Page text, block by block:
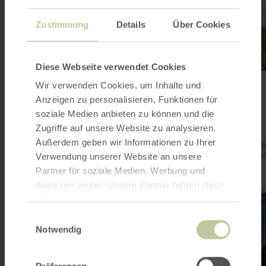
Zustimmung Details Über Cookies
Diese Webseite verwendet Cookies
Wir verwenden Cookies, um Inhalte und
Anzeigen zu personalisieren, Funktionen für
soziale Medien anbieten zu können und die
Zugriffe auf unsere Website zu analysieren.
Außerdem geben wir Informationen zu Ihrer
Verwendung unserer Website an unsere
Partner für soziale Medien, Werbung und
Analysen weiter. Unsere Partner führen diese
haben oder die sie im Rahmen Ihrer Nutzung
Notwendig
WANDERN
Quellenweg
Gerolstein
Distanz:
6,6 kmDauer:
2:00 hAnforderung:
mittel
Eine abwechslungsreiche Wanderung rund um die Ooser
Müllenborn. Genießen Sie die Tour durch tiefe Eifelwälder,
an Quellen und dem mäandrierenden Oosbach.
Stauseerunde
Gerolstein